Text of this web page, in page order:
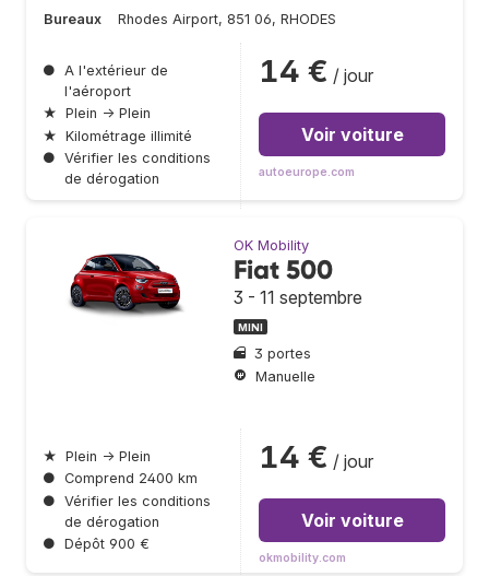
Bureaux Rhodes Airport, 851 06, RHODES
● A l'extérieur de
l'aéroport
★ Plein → Plein
★ Kilométrage illimité
● Vérifier les conditions
de dérogation
14 € / jour
Voir voiture
autoeurope.com
OK Mobility
Fiat 500
3 - 11 septembre
MINI
3 portes
Manuelle
★ Plein → Plein
● Comprend 2400 km
● Vérifier les conditions
de dérogation
● Dépôt 900 €
14 € / jour
Voir voiture
okmobility.com